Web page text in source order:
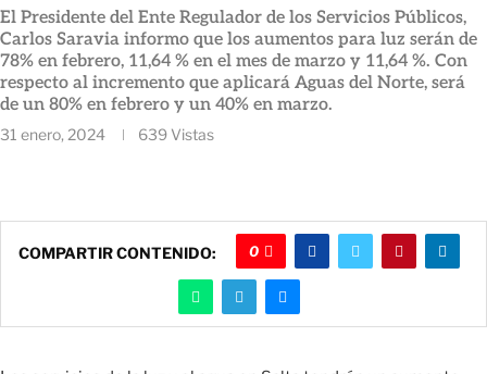
El Presidente del Ente Regulador de los Servicios Públicos,
Carlos Saravia informo que los aumentos para luz serán de
78% en febrero, 11,64 % en el mes de marzo y 11,64 %. Con
respecto al incremento que aplicará Aguas del Norte, será
de un 80% en febrero y un 40% en marzo.
31 enero, 2024 639 Vistas
COMPARTIR CONTENIDO: 0